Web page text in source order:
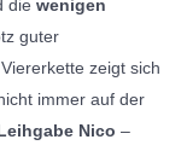
die wenigen
guter
zeigt sich
immer auf der
Nico –